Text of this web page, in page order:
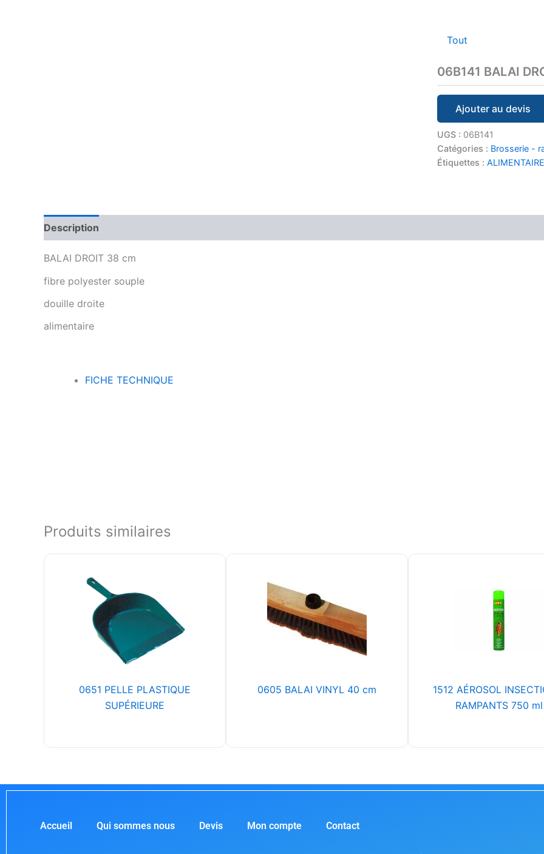
Tout
06B141 BALAI
Ajouter au devis
UGS : 06B141
Catégories : Brosserie -
Étiquettes : ALIMENTAIRE
Description
BALAI DROIT 38 cm
fibre polyester souple
douille droite
alimentaire
FICHE TECHNIQUE
Produits similaires
0651 PELLE PLASTIQUE
SUPÉRIEURE
0605 BALAI VINYL 40 cm
1512 AÉROSOL
RAMPANTS 750 ml
Accueil Qui sommes nous Devis Mon compte Contact